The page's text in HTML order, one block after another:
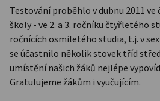
Testování proběhlo v dubnu 2011
školy - ve 2. a 3. ročníku čtyřletého
ročnících osmiletého studia, t.j. v
se účastnilo několik stovek tříd
umístění našich žáků nejlépe
Gratulujeme žákům i vyučujícím.